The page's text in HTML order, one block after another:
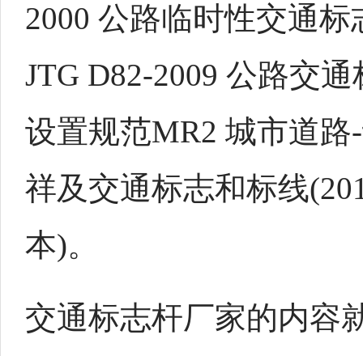
2000 公路临时性交通
JTG D82-2009 公路交
设置规范MR2 城市道路
祥及交通标志和标线
本)。
交通标志杆厂家的内容